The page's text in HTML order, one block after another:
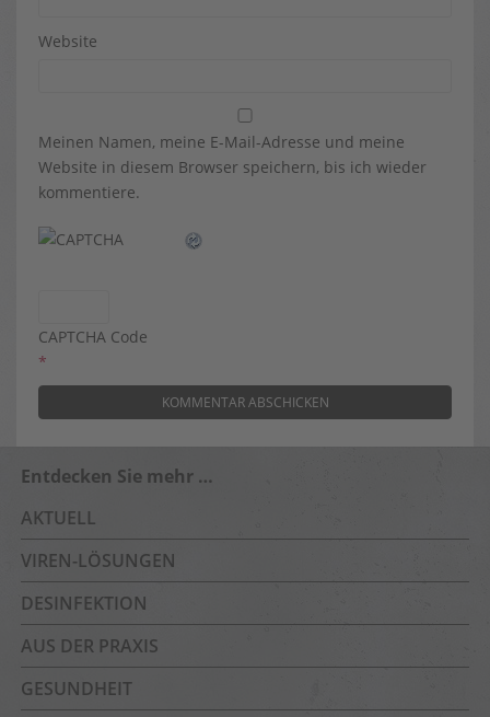
Website
Meinen Namen, meine E-Mail-Adresse und meine
Website in diesem Browser speichern, bis ich wieder
kommentiere.
CAPTCHA Code
*
Entdecken Sie mehr …
AKTUELL
VIREN-LÖSUNGEN
DESINFEKTION
AUS DER PRAXIS
GESUNDHEIT